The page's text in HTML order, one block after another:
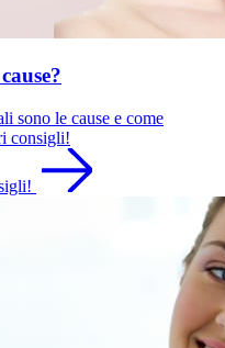
sono le cause e come
consigli!